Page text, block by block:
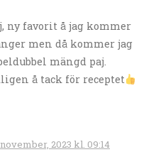
ny favorit å jag kommer
men då kommer jag
mängd paj.
å tack för receptet
2023 kl. 09:14